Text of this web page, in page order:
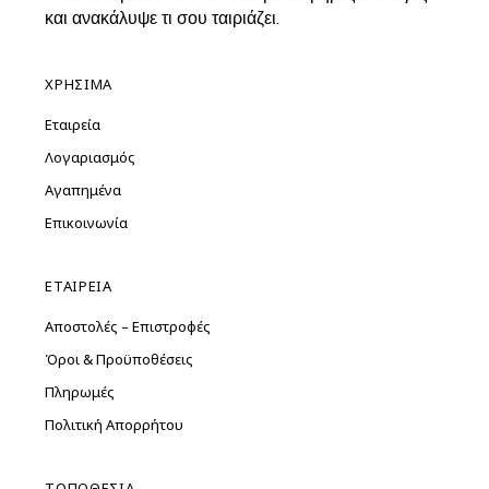
και ανακάλυψε τι σου ταιριάζει.
ΧΡΗΣΙΜΑ
Εταιρεία
Λογαριασμός
Αγαπημένα
Επικοινωνία
ΕΤΑΙΡΕΙΑ
Αποστολές – Επιστροφές
Όροι & Προϋποθέσεις
Πληρωμές
Πολιτική Απορρήτου